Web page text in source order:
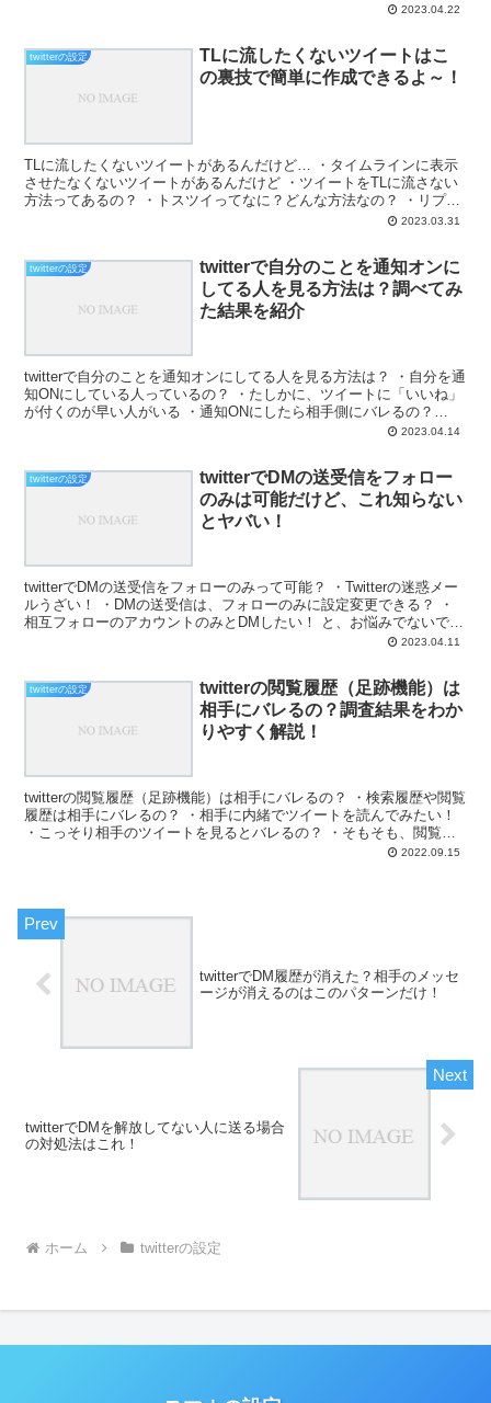
2023.04.22
twitterの設定
TLに流したくないツイートはこ
の裏技で簡単に作成できるよ～！
TLに流したくないツイートがあるんだけど… ・タイムラインに表示
させたなくないツイートがあるんだけど ・ツイートをTLに流さない
方法ってあるの？ ・トスツイってなに？どんな方法なの？ ・リプラ
2023.03.31
twitterの設定
twitterで自分のことを通知オンに
してる人を見る方法は？調べてみ
た結果を紹介
twitterで自分のことを通知オンにしてる人を見る方法は？ ・自分を通
知ONにしている人っているの？ ・たしかに、ツイートに「いいね」
が付くのが早い人がいる ・通知ONにしたら相手側にバレるの？
2023.04.14
twitterの設定
twitterでDMの送受信をフォロー
のみは可能だけど、これ知らない
とヤバい！
twitterでDMの送受信をフォローのみって可能？ ・Twitterの迷惑メー
ルうざい！ ・DMの送受信は、フォローのみに設定変更できる？ ・
相互フォローのアカウントのみとDMしたい！ と、お悩みでないです
2023.04.11
twitterの設定
twitterの閲覧履歴（足跡機能）は
相手にバレるの？調査結果をわか
りやすく解説！
twitterの閲覧履歴（足跡機能）は相手にバレるの？ ・検索履歴や閲覧
履歴は相手にバレるの？ ・相手に内緒でツイートを読んでみたい！
・こっそり相手のツイートを見るとバレるの？ ・そもそも、閲覧履
2022.09.15
twitterでDM履歴が消えた？相手のメッセ
ージが消えるのはこのパターンだけ！
twitterでDMを解放してない人に送る場合
の対処法はこれ！
ホーム twitterの設定